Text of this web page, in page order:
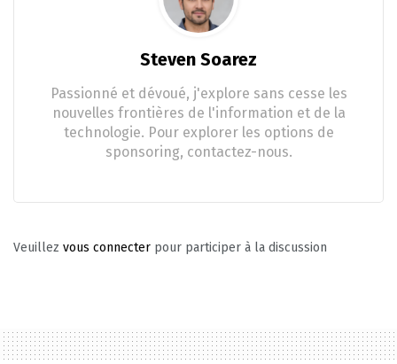
Steven Soarez
Passionné et dévoué, j'explore sans cesse les
nouvelles frontières de l'information et de la
technologie. Pour explorer les options de
sponsoring, contactez-nous.
Veuillez vous connecter pour participer à la discussion